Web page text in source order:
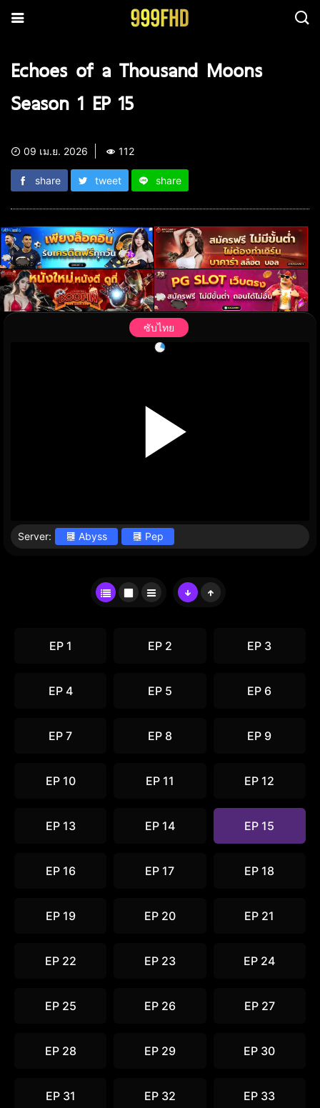
Echoes of a Thousand Moons
Season 1 EP 15
09 เม.ย. 2026 112
share tweet share
ซับไทย
Server: Abyss Pep
EP 1 EP 2 EP 3
EP 4 EP 5 EP 6
EP 7 EP 8 EP 9
EP 10 EP 11 EP 12
EP 13 EP 14 EP 15
EP 16 EP 17 EP 18
EP 19 EP 20 EP 21
EP 22 EP 23 EP 24
EP 25 EP 26 EP 27
EP 28 EP 29 EP 30
EP 31 EP 32 EP 33